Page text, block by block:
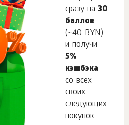
сразу на30
баллов
(~40 BYN)
и получи
5%
кэшбэка
со всех
своих
следующих
покупок.